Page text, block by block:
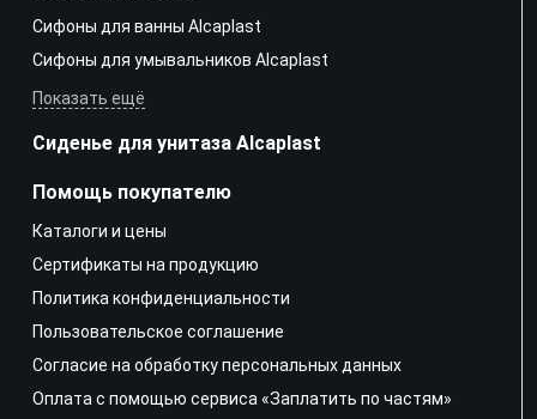
Сифоны для ванны Alcaplast
Сифоны для умывальников Alcaplast
Показать ещё
Сиденье для унитаза Alcaplast
Помощь покупателю
Каталоги и цены
Сертификаты на продукцию
Политика конфиденциальности
Пользовательское соглашение
Согласие на обработку персональных данных
Оплата с помощью сервиса «Заплатить по частям»